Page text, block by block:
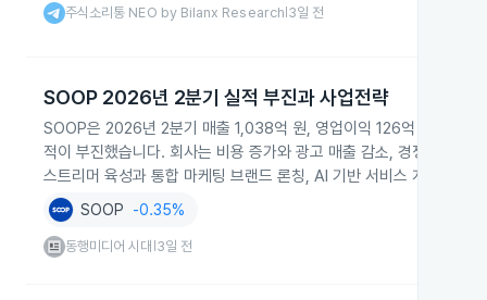
주식소리통 NEO by Bilanx Research 3일 전
SOOP 2026년 2분기 실적 부진과 사업전략
SOOP은 2026년 2분기 매출 1,038억 원, 영업이익 126억 원을 기
적이 부진했습니다. 회사는 비용 증가와 광고 매출 감소, 경쟁사의 대
스트리머 육성과 통합 마케팅 브랜드 론칭, AI 기반 서비스 개선으로
SOOP -0.35%
동행미디어 시대 3일 전